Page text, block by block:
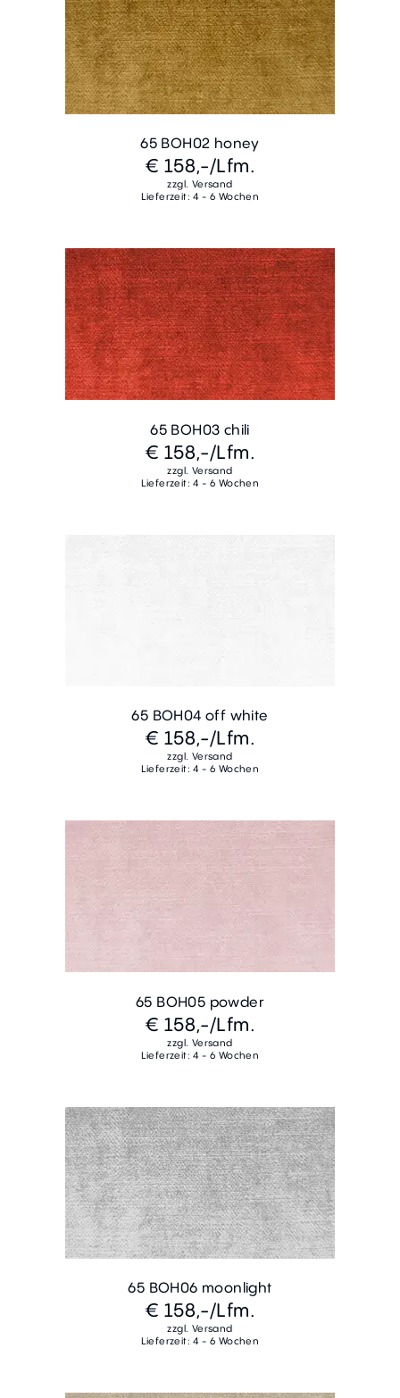
65 BOH02 honey
€ 158,-/Lfm.
zzgl. Versand
Lieferzeit: 4 - 6 Wochen
65 BOH03 chili
€ 158,-/Lfm.
zzgl. Versand
Lieferzeit: 4 - 6 Wochen
65 BOH04 off white
€ 158,-/Lfm.
zzgl. Versand
Lieferzeit: 4 - 6 Wochen
65 BOH05 powder
€ 158,-/Lfm.
zzgl. Versand
Lieferzeit: 4 - 6 Wochen
65 BOH06 moonlight
€ 158,-/Lfm.
zzgl. Versand
Lieferzeit: 4 - 6 Wochen